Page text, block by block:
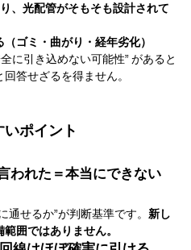
、光配管がそもそも設計されて
ゴミ・曲がり・経年劣化）
に引き込めない可能性” があると
回答せざるを得ません。
ポイント
われた＝本当にできない
通せるか”が判断基準です。 新し
囲ではありません。